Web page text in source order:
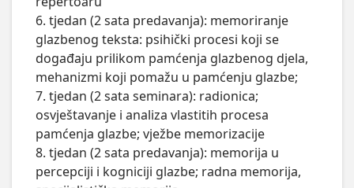
6. tjedan (2 sata predavanja): memoriranje
glazbenog teksta: psihički procesi koji se
događaju prilikom pamćenja glazbenog djela,
mehanizmi koji pomažu u pamćenju glazbe;
7. tjedan (2 sata seminara): radionica;
osvještavanje i analiza vlastitih procesa
pamćenja glazbe; vježbe memorizacije
8. tjedan (2 sata predavanja): memorija u
percepciji i kogniciji glazbe; radna memorija,